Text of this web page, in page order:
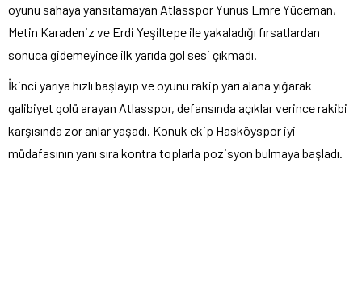
oyunu sahaya yansıtamayan Atlasspor Yunus Emre Yüceman,
Metin Karadeniz ve Erdi Yeşiltepe ile yakaladığı fırsatlardan
sonuca gidemeyince ilk yarıda gol sesi çıkmadı.
İkinci yarıya hızlı başlayıp ve oyunu rakip yarı alana yığarak
galibiyet golü arayan Atlasspor, defansında açıklar verince rakibi
karşısında zor anlar yaşadı. Konuk ekip Hasköyspor iyi
müdafasının yanı sıra kontra toplarla pozisyon bulmaya başladı.